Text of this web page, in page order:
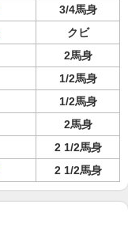
3/4馬身
クビ
2馬身
1/2馬身
1/2馬身
2馬身
2 1/2馬身
2 1/2馬身